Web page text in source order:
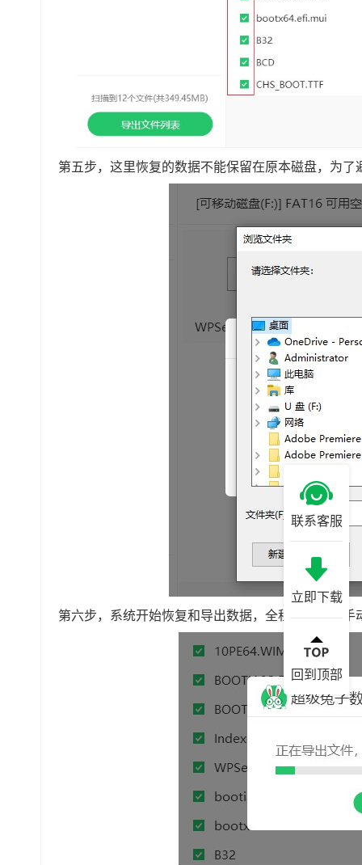
第五步，这里恢复的数据不能保留在原本磁盘，为
第六步，系统开始恢复和导出数据，全程无需任何手
联系客服
立即下载
回到顶部